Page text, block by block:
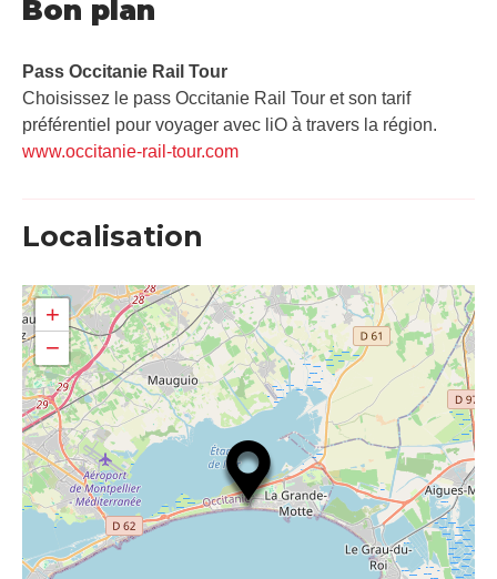
Bon plan
Pass Occitanie Rail Tour​
Choisissez le pass Occitanie Rail Tour et son tarif
préférentiel pour voyager avec liO à travers la région.
www.occitanie-rail-tour.com
Localisation
+
−